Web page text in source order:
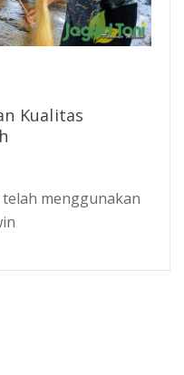
Kualitas
menggunakan